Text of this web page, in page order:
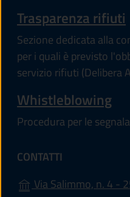
Trasparenza rifiuti
Sezione dedicata alla
per i quali è previsto
servizio rifiuti (Delibera
Whistleblowing
Procedura per le
CONTATTI
Via Salimmo, n. 4 -